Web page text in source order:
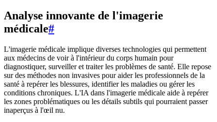
Analyse innovante de l'imagerie
médicale#
L'imagerie médicale implique diverses technologies qui permettent
aux médecins de voir à l'intérieur du corps humain pour
diagnostiquer, surveiller et traiter les problèmes de santé. Elle repose
sur des méthodes non invasives pour aider les professionnels de la
santé à repérer les blessures, identifier les maladies ou gérer les
conditions chroniques. L'IA dans l'imagerie médicale aide à repérer
les zones problématiques ou les détails subtils qui pourraient passer
inaperçus à l'œil nu.